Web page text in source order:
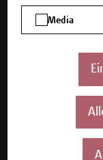
Seminare und
Inhouse-
Die Campus Wien
Media